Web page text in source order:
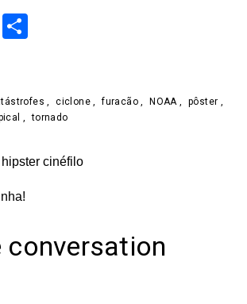
Email
, ciclone, furacão, NOAA, pôster ,
, tornado
cinéfilo
conversation